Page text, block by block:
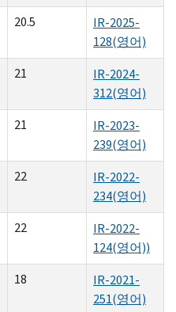
20.5
IR-2025-
128(영어)
21
IR-2024-
312(영어)
21
IR-2023-
239(영어)
22
IR-2022-
234(영어)
22
IR-2022-
124(영어))
18
IR-2021-
251(영어)